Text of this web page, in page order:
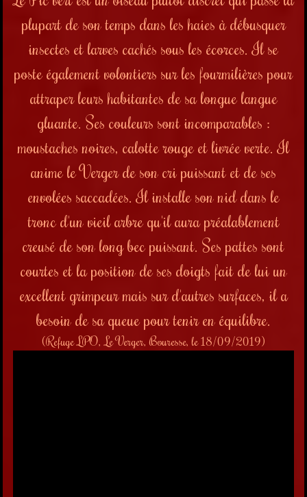
plupart de son temps dans les haies à débusquer
insectes et larves cachés sous les écorces. Il se
poste également volontiers sur les fourmilières pour
attraper leurs habitantes de sa longue langue
gluante. Ses couleurs sont incomparables :
moustaches noires, calotte rouge et livrée verte. Il
anime le Verger de son cri puissant et de ses
envolées saccadées. Il installe son nid dans le
tronc d'un vieil arbre qu'il aura préalablement
creusé de son long bec puissant. Ses pattes sont
courtes et la position de ses doigts fait de lui un
excellent grimpeur mais sur d'autres surfaces, il a
besoin de sa queue pour tenir en équilibre.
(Refuge LPO, Le Verger, Bouresse, le 18/09/2019)